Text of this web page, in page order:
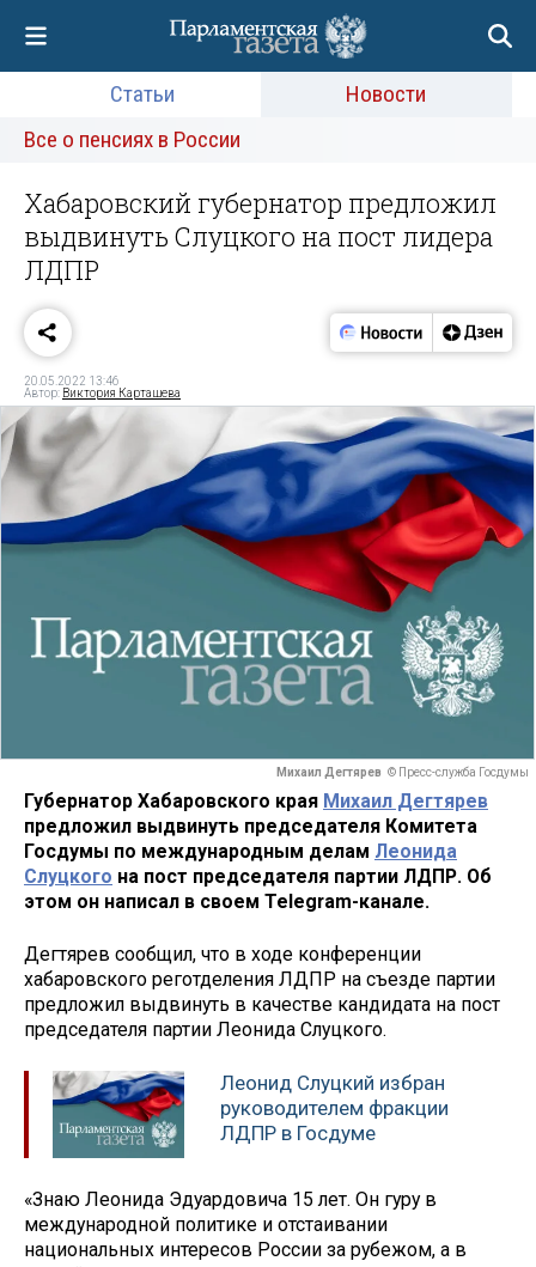
Статьи
Новости
Все о пенсиях в России
Хабаровский губернатор предложил
выдвинуть Слуцкого на пост лидера
ЛДПР
20.05.2022 13:46
Автор: Виктория Карташева
Михаил Дегтярев © Пресс-служба Госдумы
Губернатор Хабаровского края Михаил Дегтярев
предложил выдвинуть председателя Комитета
Госдумы по международным делам Леонида
Слуцкого на пост председателя партии ЛДПР. Об
этом он написал в своем Telegram-канале.
Дегтярев сообщил, что в ходе конференции
хабаровского реготделения ЛДПР на съезде партии
предложил выдвинуть в качестве кандидата на пост
председателя партии Леонида Слуцкого.
Леонид Слуцкий избран
руководителем фракции
ЛДПР в Госдуме
«Знаю Леонида Эдуардовича 15 лет. Он гуру в
международной политике и отстаивании
национальных интересов России за рубежом, а в